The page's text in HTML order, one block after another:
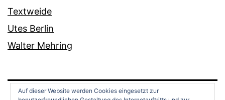
Textweide
Utes Berlin
Walter Mehring
Auf dieser Website werden Cookies eingesetzt zur